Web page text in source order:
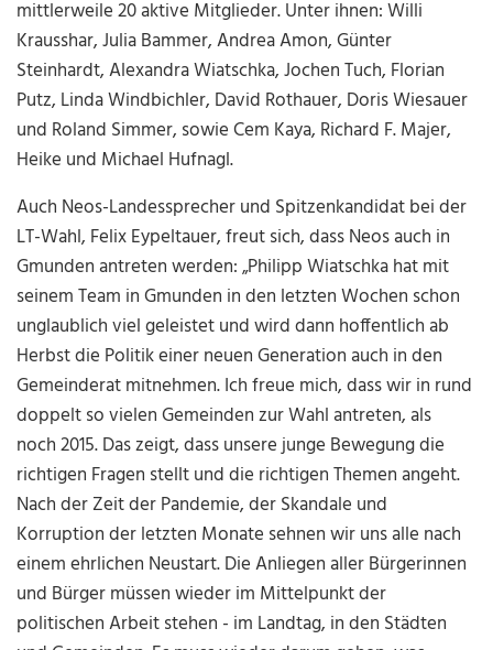
mittlerweile 20 aktive Mitglieder. Unter ihnen: Willi
Krausshar, Julia Bammer, Andrea Amon, Günter
Steinhardt, Alexandra Wiatschka, Jochen Tuch, Florian
Putz, Linda Windbichler, David Rothauer, Doris Wiesauer
und Roland Simmer, sowie Cem Kaya, Richard F. Majer,
Heike und Michael Hufnagl.
Auch Neos-Landessprecher und Spitzenkandidat bei der
LT-Wahl, Felix Eypeltauer, freut sich, dass Neos auch in
Gmunden antreten werden: „Philipp Wiatschka hat mit
seinem Team in Gmunden in den letzten Wochen schon
unglaublich viel geleistet und wird dann hoffentlich ab
Herbst die Politik einer neuen Generation auch in den
Gemeinderat mitnehmen. Ich freue mich, dass wir in rund
doppelt so vielen Gemeinden zur Wahl antreten, als
noch 2015. Das zeigt, dass unsere junge Bewegung die
richtigen Fragen stellt und die richtigen Themen angeht.
Nach der Zeit der Pandemie, der Skandale und
Korruption der letzten Monate sehnen wir uns alle nach
einem ehrlichen Neustart. Die Anliegen aller Bürgerinnen
und Bürger müssen wieder im Mittelpunkt der
politischen Arbeit stehen - im Landtag, in den Städten